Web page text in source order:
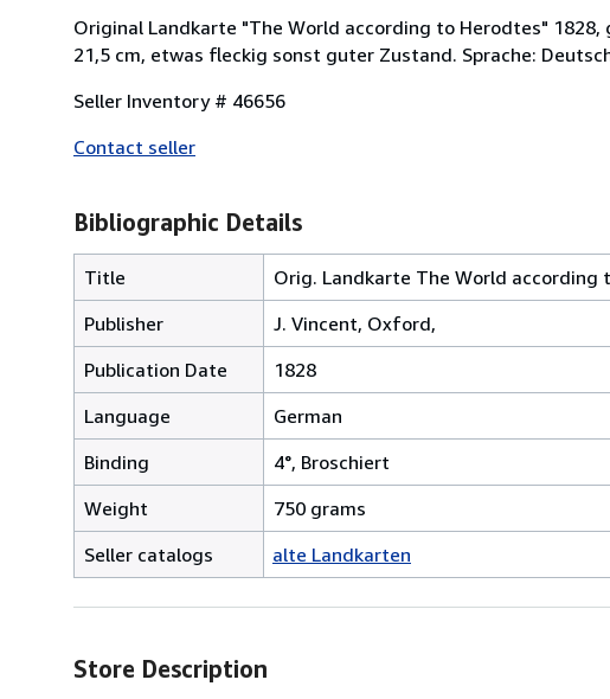
Original Landkarte "The World according to Herodtes"
21,5 cm, etwas fleckig sonst guter Zustand. Sprache:
Seller Inventory # 46656
Contact seller
Bibliographic Details
Title
Orig. Landkarte The World according
Publisher
J. Vincent, Oxford,
Publication Date
1828
Language
German
Binding
4°, Broschiert
Weight
750 grams
Seller catalogs
alte Landkarten
Store Description